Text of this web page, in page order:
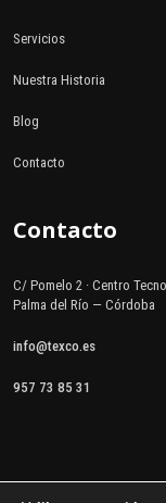
Servicios
Nuestra Historia
Blog
Contacto
Contacto
C/ Pomelo 2 · Centro
Palma del Río — Córdoba
info@texco.es
957 73 85 31